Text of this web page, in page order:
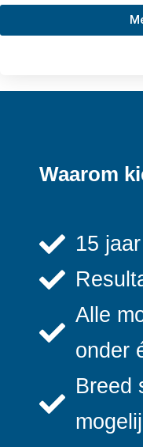
Waarom
15
Alle
onder
Breed